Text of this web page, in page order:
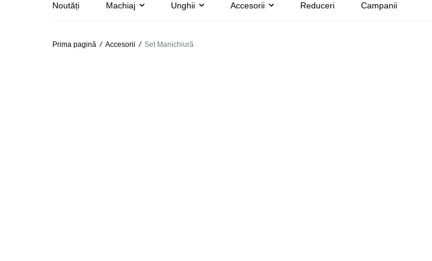
Noutăți Machiaj Unghii Accesorii Reduceri Campanii
Prima pagină / Accesorii / Set Manichiură